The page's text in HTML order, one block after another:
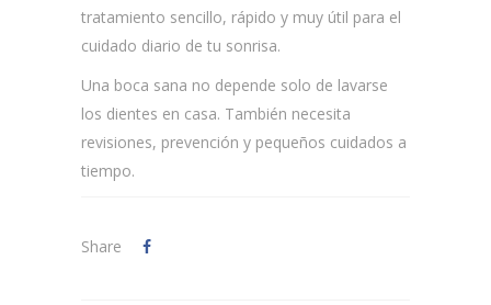
tratamiento sencillo, rápido y muy útil para el
cuidado diario de tu sonrisa.
Una boca sana no depende solo de lavarse
los dientes en casa. También necesita
revisiones, prevención y pequeños cuidados a
tiempo.
Share